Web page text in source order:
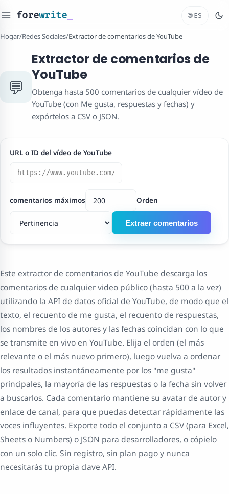
forewrite 🌐 ES
Hogar/Redes Sociales/Extractor de comentarios de YouTube
💬
Extractor de comentarios de
YouTube
Obtenga hasta 500 comentarios de cualquier vídeo de
YouTube (con Me gusta, respuestas y fechas) y
expórtelos a CSV o JSON.
URL o ID del vídeo de YouTube
comentarios máximos Orden
Extraer comentarios
Este extractor de comentarios de YouTube descarga los
comentarios de cualquier video público (hasta 500 a la vez)
utilizando la API de datos oficial de YouTube, de modo que el
texto, el recuento de me gusta, el recuento de respuestas,
los nombres de los autores y las fechas coincidan con lo que
se transmite en vivo en YouTube. Elija el orden (el más
relevante o el más nuevo primero), luego vuelva a ordenar
los resultados instantáneamente por los "me gusta"
principales, la mayoría de las respuestas o la fecha sin volver
a buscarlos. Cada comentario mantiene su avatar de autor y
enlace de canal, para que puedas detectar rápidamente las
voces influyentes. Exporte todo el conjunto a CSV (para Excel,
Sheets o Numbers) o JSON para desarrolladores, o cópielo
con un solo clic. Sin registro, sin plan pago y nunca
necesitarás tu propia clave API.